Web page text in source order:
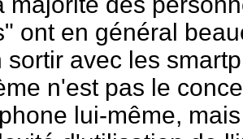
ont en général
sortir avec les
n'est pas le
lui-même,